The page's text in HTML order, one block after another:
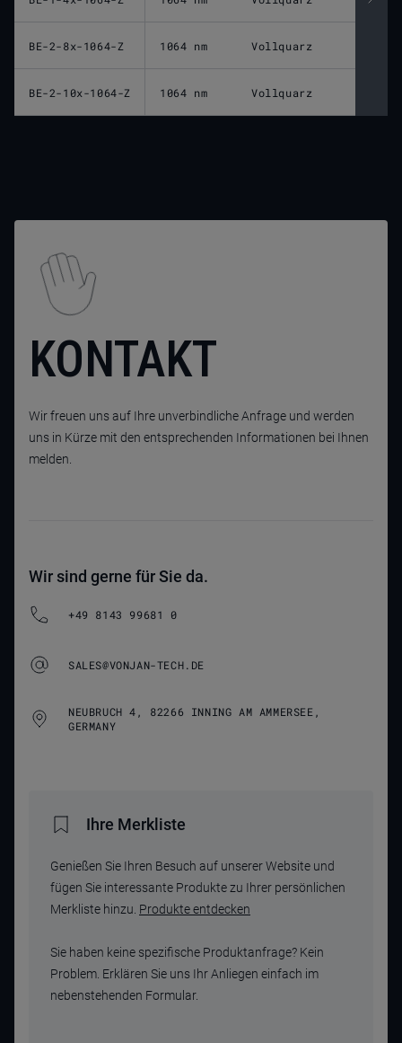
BE-2-8x-1064-Z 1064 nm Vollquarz
BE-2-10x-1064-Z 1064 nm Vollquarz
KONTAKT
Wir freuen uns auf Ihre unverbindliche Anfrage und werden
uns in Kürze mit den entsprechenden Informationen bei Ihnen
melden.
Wir sind gerne für Sie da.
+49 8143 99681 0
SALES@VONJAN-TECH.DE
NEUBRUCH 4, 82266 INNING AM AMMERSEE,
GERMANY
Ihre Merkliste
Genießen Sie Ihren Besuch auf unserer Website und
fügen Sie interessante Produkte zu Ihrer persönlichen
Merkliste hinzu. Produkte entdecken
Sie haben keine spezifische Produktanfrage? Kein
Problem. Erklären Sie uns Ihr Anliegen einfach im
nebenstehenden Formular.